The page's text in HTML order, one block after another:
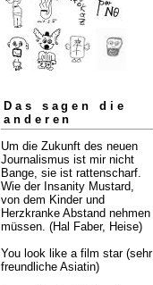
Das sagen die
anderen
Um die Zukunft des neuen
Journalismus ist mir nicht
Bange, sie ist rattenscharf.
Wie der Insanity Mustard,
von dem Kinder und
Herzkranke Abstand nehmen
müssen. (Hal Faber, Heise)
You look like a film star (sehr
freundliche Asiatin)